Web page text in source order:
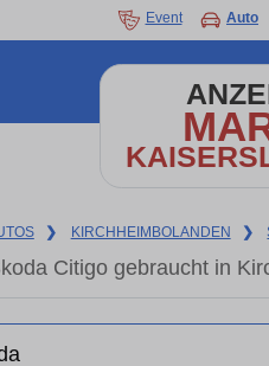
Event Auto
❯ KIRCHHEIMBOLANDEN ❯
Citigo gebraucht in